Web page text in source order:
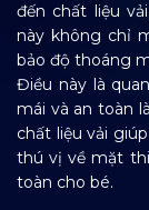
đến chất liệu
này không chỉ
bảo độ thoáng
Điều này là
mái và an toàn
chất liệu vải
thú vị về mặt
toàn cho bé.